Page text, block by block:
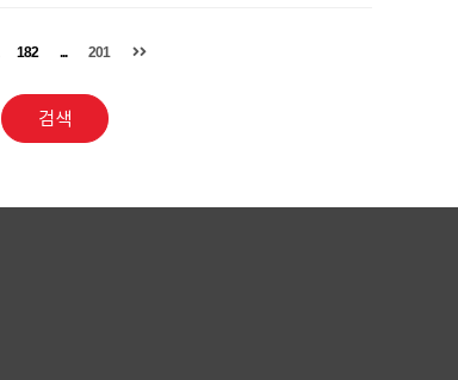
182 ... 201
검색